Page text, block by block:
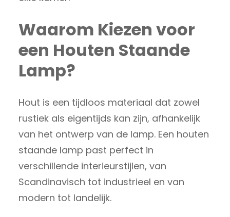
Waarom Kiezen voor
een Houten Staande
Lamp?
Hout is een tijdloos materiaal dat zowel
rustiek als eigentijds kan zijn, afhankelijk
van het ontwerp van de lamp. Een houten
staande lamp past perfect in
verschillende interieurstijlen, van
Scandinavisch tot industrieel en van
modern tot landelijk.